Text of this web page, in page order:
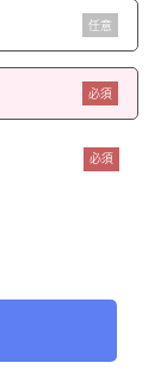
任意
必須
必須